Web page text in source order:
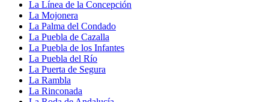
La Línea de la Concepción
La Mojonera
La Palma del Condado
La Puebla de Cazalla
La Puebla de los Infantes
La Puebla del Río
La Puerta de Segura
La Rambla
La Rinconada